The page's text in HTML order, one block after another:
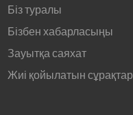
Біз туралы
Бізбен хабарласыңы
Зауытқа саяхат
Жиі қойылатын сұрақтар